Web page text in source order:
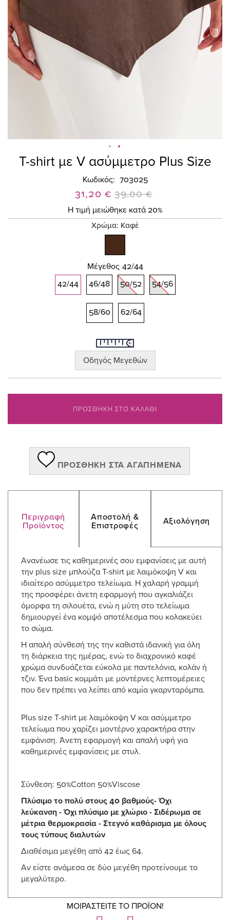
T-shirt με V ασύμμετρο Plus Size
Κωδικός 703025
Ειδική
Τιμή
31,20 € 39,00 €
Η τιμή μειώθηκε κατά 20%
Χρώμα: Καφέ
Μέγεθος 42/44
42/44
46/48 50/52 54/56
58/60 62/64
Οδηγός Μεγεθών
ΠΡΟΣΘΗΚΗ ΣΤΟ ΚΑΛΑΘΙ
ΠΡΟΣΘΉΚΗ ΣΤΑ ΑΓΑΠΗΜΈΝΑ
Περιγραφή
Προϊόντος
Αποστολή &
Επιστροφές
Αξιολόγηση
Ανανέωσε τις καθημερινές σου εμφανίσεις με αυτή
την plus size μπλούζα T-shirt με λαιμόκοψη V και
ιδιαίτερο ασύμμετρο τελείωμα. Η χαλαρή γραμμή
της προσφέρει άνετη εφαρμογή που αγκαλιάζει
όμορφα τη σιλουέτα, ενώ η μύτη στο τελείωμα
δημιουργεί ένα κομψό αποτέλεσμα που κολακεύει
το σώμα.
Η απαλή σύνθεσή της την καθιστά ιδανική για όλη
τη διάρκεια της ημέρας, ενώ το διαχρονικό καφέ
χρώμα συνδυάζεται εύκολα με παντελόνια, κολάν ή
τζιν. Ένα basic κομμάτι με μοντέρνες λεπτομέρειες
που δεν πρέπει να λείπει από καμία γκαρνταρόμπα.
Plus size T-shirt με λαιμόκοψη V και ασύμμετρο
τελείωμα που χαρίζει μοντέρνο χαρακτήρα στην
εμφάνιση. Άνετη εφαρμογή και απαλή υφή για
καθημερινές εμφανίσεις με στυλ.
Σύνθεση: 50%Cotton 50%Viscose
Πλύσιμο το πολύ στους 40 βαθμούς- Όχι
λεύκανση - Όχι πλύσιμο με χλώριο - Σιδέρωμα σε
μέτρια θερμοκρασία - Στεγνό καθάρισμα με όλους
τους τύπους διαλυτών
Διαθέσιμα μεγέθη από 42 έως 64.
Αν είστε ανάμεσα σε δύο μεγέθη προτείνουμε το
μεγαλύτερο.
ΜΟΙΡΑΣΤΕΙΤΕ ΤΟ ΠΡΟΪΟΝ!
Skip
the